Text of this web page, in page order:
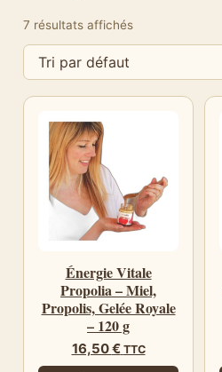
7 résultats affichés
Énergie Vitale
Propolia – Miel,
Propolis, Gelée Royale
– 120 g
16,50€ TTC